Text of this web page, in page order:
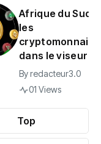
Top
Afrique du Sud :
les
cryptomonnaies
dans le viseur
Byredacteur3.0
01 Views